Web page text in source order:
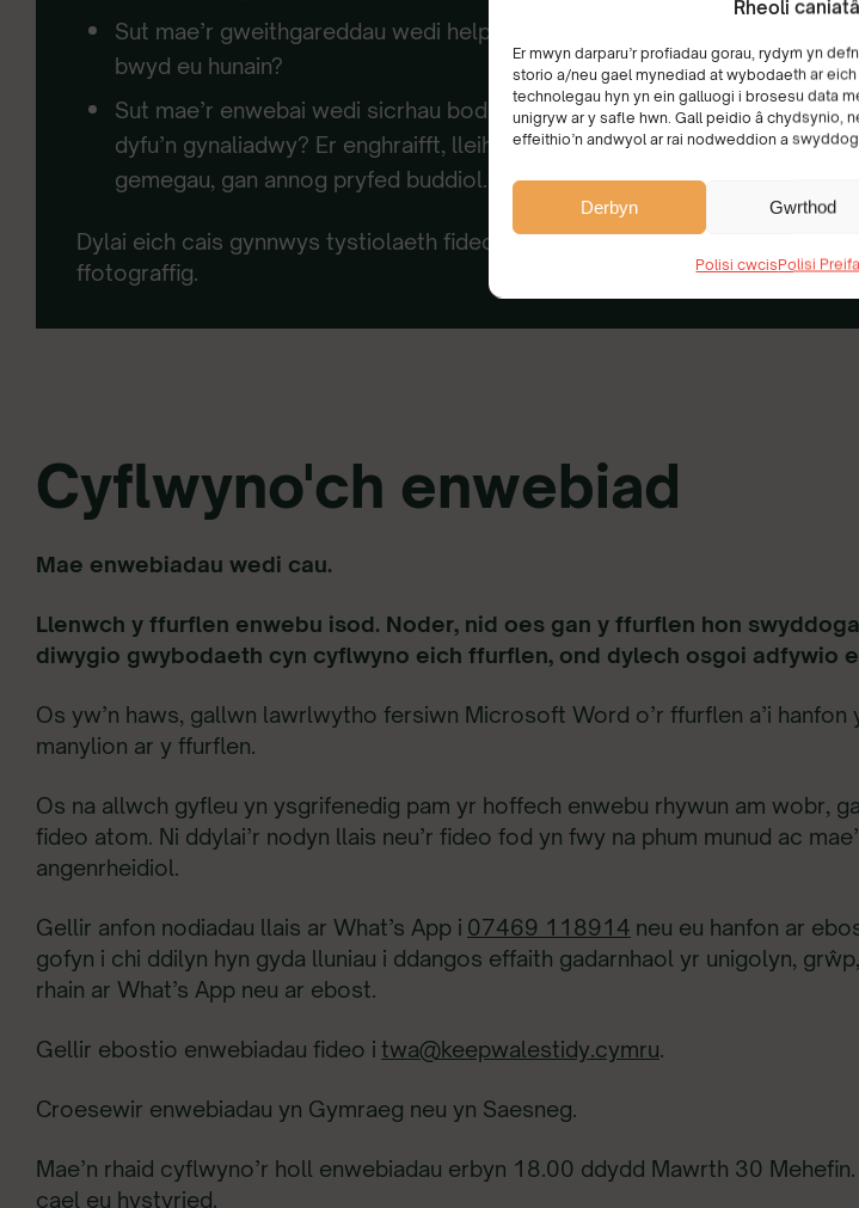
Rheoli
Er mwyn darparu’r profiadau gorau, rydym yn
storio a/neu gael mynediad at wybodaeth ar
technolegau hyn yn ein galluogi i brosesu data
unigryw ar y safle hwn. Gall peidio â chydsynio,
effeithio’n andwyol ar rai nodweddion a
Derbyn Gwrthod
Polisi cwcisPolisi
Sut mae’r gweithgareddau wedi helpu eraill i dyfu eu
bwyd eu hunain?
Sut mae’r enwebai wedi sicrhau bod y bwyd wedi’i
dyfu’n gynaliadwy? Er enghraifft, lleihau’r defnydd o
gemegau, gan annog pryfed buddiol.
Dylai eich cais gynnwys tystiolaeth fideo a / neu
ffotograffig.
Cyflwyno'ch enwebiad
Mae enwebiadau wedi cau.
Llenwch y ffurflen enwebu isod. Noder, nid oes gan y ffurflen hon
diwygio gwybodaeth cyn cyflwyno eich ffurflen, ond dylech osgoi adfywio
Os yw’n haws, gallwn lawrlwytho fersiwn Microsoft Word o’r ffurflen a’i
manylion ar y ffurflen.
Os na allwch gyfleu yn ysgrifenedig pam yr hoffech enwebu rhywun am wobr,
fideo atom. Ni ddylai’r nodyn llais neu’r fideo fod yn fwy na phum munud ac
angenrheidiol.
Gellir anfon nodiadau llais ar What’s App i 07469 118914 neu eu hanfon ar
gofyn i chi ddilyn hyn gyda lluniau i ddangos effaith gadarnhaol yr unigolyn,
rhain ar What’s App neu ar ebost.
Gellir ebostio enwebiadau fideo i twa@keepwalestidy.cymru.
Croesewir enwebiadau yn Gymraeg neu yn Saesneg.
Mae’n rhaid cyflwyno’r holl enwebiadau erbyn 18.00 ddydd Mawrth 30
cael eu hystyried.